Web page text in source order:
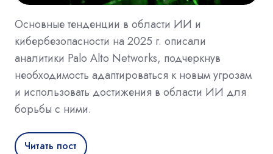
Основные тенденции в области ИИ и
кибербезопасности на 2025 г. описали
аналитики Palo Alto Networks, подчеркнув
необходимость адаптироваться к новым угрозам
и использовать достижения в области ИИ для
борьбы с ними.
Читать пост